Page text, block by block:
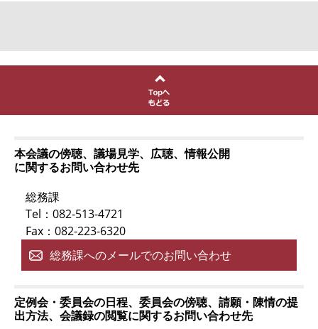
本会議の傍聴、議場見学、広聴、情報公開
に関するお問い合わせ先
総務課
Tel：082-513-4721
Fax：082-223-6320
総務課へのメールでのお問い合わせ
定例会・委員会の日程、委員会の傍聴、請願・陳情の提
出方法、会議録の閲覧に関するお問い合わせ先